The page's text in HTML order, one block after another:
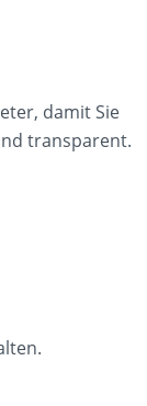
damit Sie
transparent.